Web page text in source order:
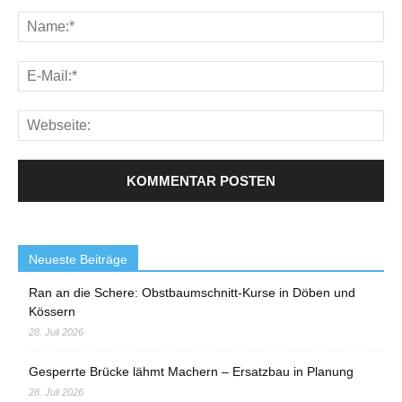
Neueste Beiträge
Ran an die Schere: Obstbaumschnitt-Kurse in Döben und
Kössern
28. Juli 2026
Gesperrte Brücke lähmt Machern – Ersatzbau in Planung
28. Juli 2026